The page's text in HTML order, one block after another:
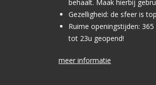
behaalt. Maak hierbij
Gezelligheid: de sfeer is
Ruime openingstijden:
tot 23u geopend!
meer informatie